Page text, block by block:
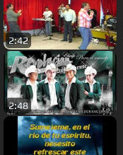
2:42
2:48